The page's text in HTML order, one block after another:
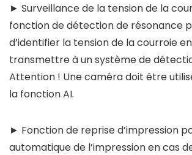
► Surveillance de la tension de la
fonction de détection de résonance
d’identifier la tension de la courroie
transmettre à un système de
Attention ! Une caméra doit être
la fonction AI.
► Fonction de reprise d’impression
automatique de l’impression en cas